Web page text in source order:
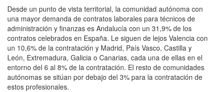
Desde un punto de vista territorial, la comunidad autónoma con
una mayor demanda de contratos laborales para técnicos de
administración y finanzas es Andalucía con un 31,9% de los
contratos celebrados en España. Le siguen de lejos Valencia con
un 10,6% de la contratación y Madrid, País Vasco, Castilla y
León, Extremadura, Galicia o Canarias, cada una de ellas en el
entorno del 6 al 8% de la contratación. El resto de comunidades
autónomas se sitúan por debajo del 3% para la contratación de
estos profesionales.